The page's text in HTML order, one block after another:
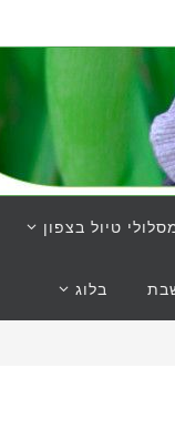
טיול בצפון
בלוג